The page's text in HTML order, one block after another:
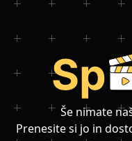
Še nimate
Prenesite si jo in